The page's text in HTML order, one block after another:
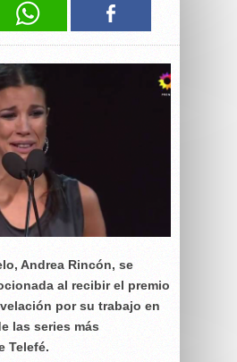
Andrea Rincón, se
al recibir el premio
por su trabajo en
las series más
Telefé.